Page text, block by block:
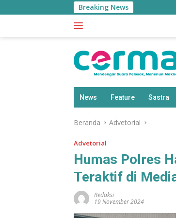
ke
Breaking News
News Feature Sastra
Beranda Advetorial
Advetorial
Humas Polres
Teraktif di
Redaksi
19 November 2024